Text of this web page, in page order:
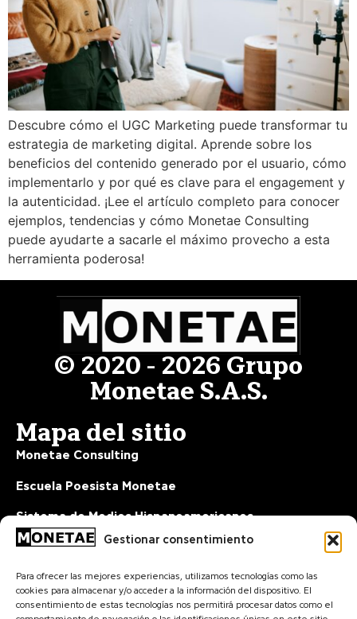
Gestionar consentimiento
Para ofrecer las mejores experiencias, utilizamos tecnologías como las
cookies para almacenar y/o acceder a la información del dispositivo. El
consentimiento de estas tecnologías nos permitirá procesar datos como el
Descubre cómo el UGC Marketing puede transformar tu
estrategia de marketing digital. Aprende sobre los
beneficios del contenido generado por el usuario, cómo
implementarlo y por qué es clave para el engagement y
la autenticidad. ¡Lee el artículo completo para conocer
ejemplos, tendencias y cómo Monetae Consulting
puede ayudarte a sacarle el máximo provecho a esta
herramienta poderosa!
© 2020 - 2026 Grupo
Monetae S.A.S.
Mapa del sitio
Monetae Consulting
Escuela Poesista Monetae
Sistema de Medios Hispanoamericanos
Sobre Nosotros
Corporativo